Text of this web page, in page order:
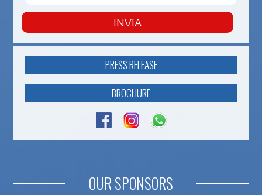
INVIA
PRESS RELEASE
BROCHURE
OUR SPONSORS